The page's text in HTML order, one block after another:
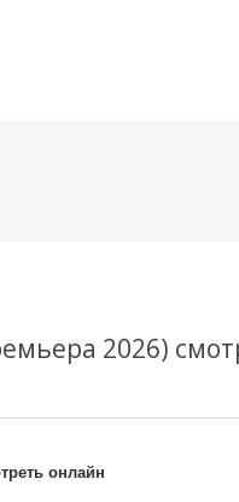
2026)
онлайн